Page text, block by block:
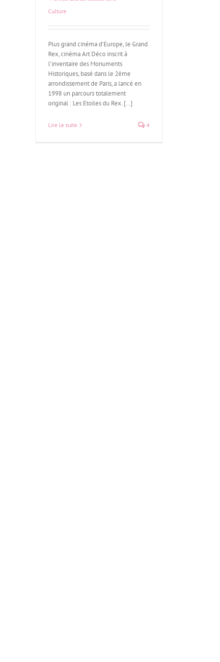
Culture
Plus grand cinéma d’Europe, le Grand
Rex, cinéma Art Déco inscrit à
l’inventaire des Monuments
Historiques, basé dans le 2ème
arrondissement de Paris, a lancé en
1998 un parcours totalement
original : Les Etoiles du Rex. […]
Lire la suite 4